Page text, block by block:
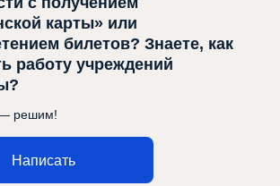
карты» или
билетов? Знаете, как
работу учреждений
решим!
Написать